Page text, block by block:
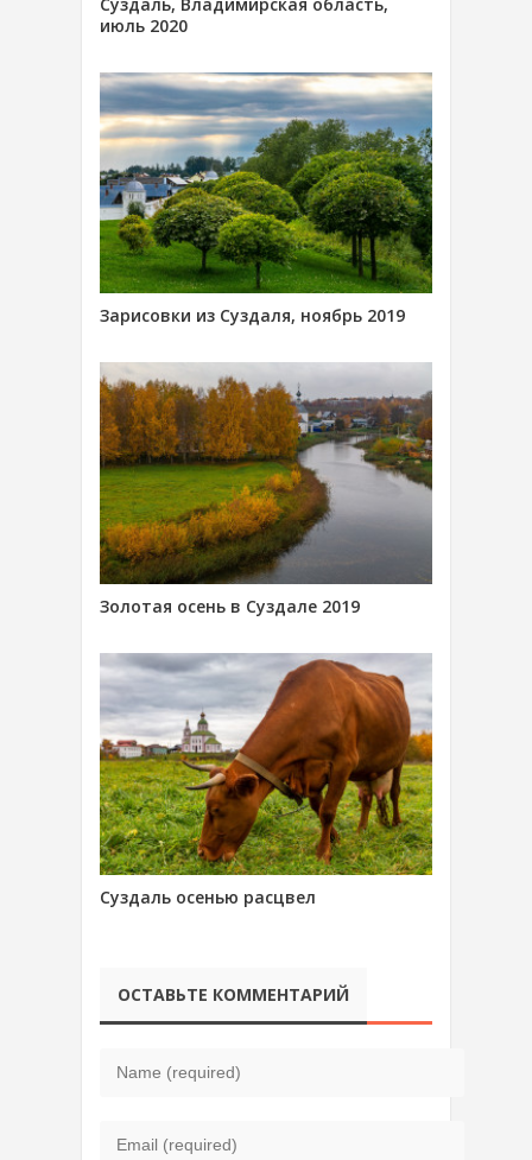
июль 2020
Зарисовки из Суздаля, ноябрь 2019
Золотая осень в Суздале 2019
Суздаль осенью расцвел
ОСТАВЬТЕ КОММЕНТАРИЙ